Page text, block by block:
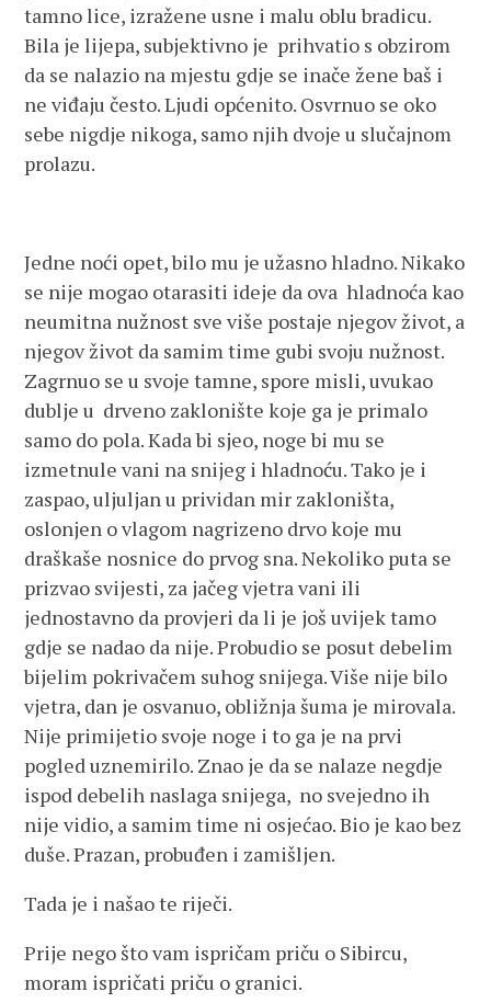
tamno lice, izražene usne i malu oblu bradicu.
Bila je lijepa, subjektivno je prihvatio s obzirom
da se nalazio na mjestu gdje se inače žene baš i
ne viđaju često. Ljudi općenito. Osvrnuo se oko
sebe nigdje nikoga, samo njih dvoje u slučajnom
prolazu.
Jedne noći opet, bilo mu je užasno hladno. Nikako
se nije mogao otarasiti ideje da ova hladnoća kao
neumitna nužnost sve više postaje njegov život, a
njegov život da samim time gubi svoju nužnost.
Zagrnuo se u svoje tamne, spore misli, uvukao
dublje u drveno zaklonište koje ga je primalo
samo do pola. Kada bi sjeo, noge bi mu se
izmetnule vani na snijeg i hladnoću. Tako je i
zaspao, uljuljan u prividan mir zakloništa,
oslonjen o vlagom nagrizeno drvo koje mu
draškaše nosnice do prvog sna. Nekoliko puta se
prizvao svijesti, za jačeg vjetra vani ili
jednostavno da provjeri da li je još uvijek tamo
gdje se nadao da nije. Probudio se posut debelim
bijelim pokrivačem suhog snijega. Više nije bilo
vjetra, dan je osvanuo, obližnja šuma je mirovala.
Nije primijetio svoje noge i to ga je na prvi
pogled uznemirilo. Znao je da se nalaze negdje
ispod debelih naslaga snijega, no svejedno ih
nije vidio, a samim time ni osjećao. Bio je kao bez
duše. Prazan, probuđen i zamišljen.
Tada je i našao te riječi.
Prije nego što vam ispričam priču o Sibircu,
moram ispričati priču o granici.